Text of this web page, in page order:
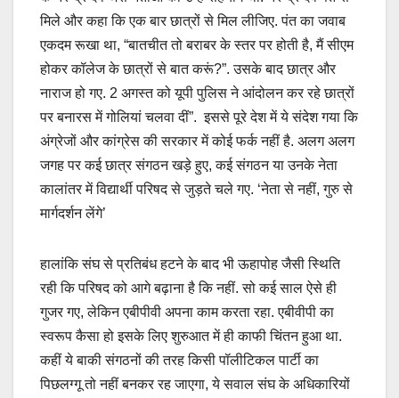
मिले और कहा कि एक बार छात्रों से मिल लीजिए. पंत का जवाब
एकदम रूखा था, “बातचीत तो बराबर के स्तर पर होती है, मैं सीएम
होकर कॉलेज के छात्रों से बात करूं?”. उसके बाद छात्र और
नाराज हो गए. 2 अगस्त को यूपी पुलिस ने आंदोलन कर रहे छात्रों
पर बनारस में गोलियां चलवा दीं”. इससे पूरे देश में ये संदेश गया कि
अंग्रेजों और कांग्रेस की सरकार में कोई फर्क नहीं है. अलग अलग
जगह पर कई छात्र संगठन खड़े हुए, कई संगठन या उनके नेता
कालांतर में विद्यार्थी परिषद से जुड़ते चले गए. ‘नेता से नहीं, गुरु से
मार्गदर्शन लेंगे’
हालांकि संघ से प्रतिबंध हटने के बाद भी ऊहापोह जैसी स्थिति
रही कि परिषद को आगे बढ़ाना है कि नहीं. सो कई साल ऐसे ही
गुजर गए, लेकिन एबीपीवी अपना काम करता रहा. एबीवीपी का
स्वरूप कैसा हो इसके लिए शुरुआत में ही काफी चिंतन हुआ था.
कहीं ये बाकी संगठनों की तरह किसी पॉलीटिकल पार्टी का
पिछलग्गू तो नहीं बनकर रह जाएगा, ये सवाल संघ के अधिकारियों